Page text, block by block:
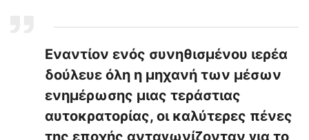
Εναντίον ενός συνηθισμένου ιερέα
δούλευε όλη η μηχανή των μέσων
ενημέρωσης μιας τεράστιας
αυτοκρατορίας, οι καλύτερες πένες